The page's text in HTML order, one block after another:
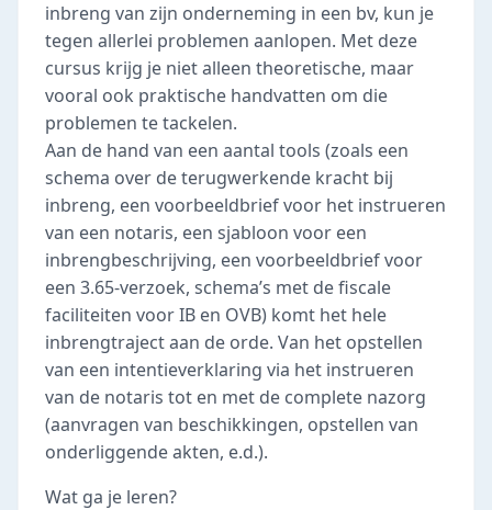
inbreng van zijn onderneming in een bv, kun je
tegen allerlei problemen aanlopen. Met deze
cursus krijg je niet alleen theoretische, maar
vooral ook praktische handvatten om die
problemen te tackelen.
Aan de hand van een aantal tools (zoals een
schema over de terugwerkende kracht bij
inbreng, een voorbeeldbrief voor het instrueren
van een notaris, een sjabloon voor een
inbrengbeschrijving, een voorbeeldbrief voor
een 3.65-verzoek, schema’s met de fiscale
faciliteiten voor IB en OVB) komt het hele
inbrengtraject aan de orde. Van het opstellen
van een intentieverklaring via het instrueren
van de notaris tot en met de complete nazorg
(aanvragen van beschikkingen, opstellen van
onderliggende akten, e.d.).
Wat ga je leren?